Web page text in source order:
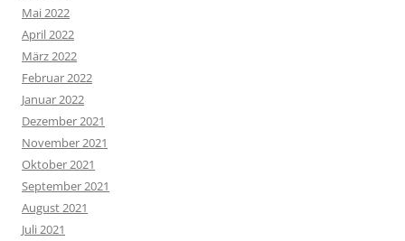
Mai 2022
April 2022
März 2022
Februar 2022
Januar 2022
Dezember 2021
November 2021
Oktober 2021
September 2021
August 2021
Juli 2021